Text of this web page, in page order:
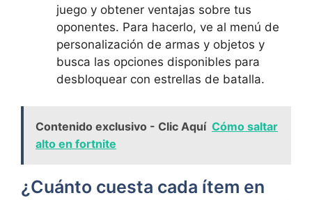
⁤juego y obtener ventajas sobre tus
oponentes. Para hacerlo, ve al menú de
personalización de armas y objetos y
busca ⁣las ‌opciones disponibles para
desbloquear con estrellas⁣ de batalla.
Contenido exclusivo - Clic Aquí Cómo saltar
alto en fortnite
¿Cuánto​ cuesta cada ítem en